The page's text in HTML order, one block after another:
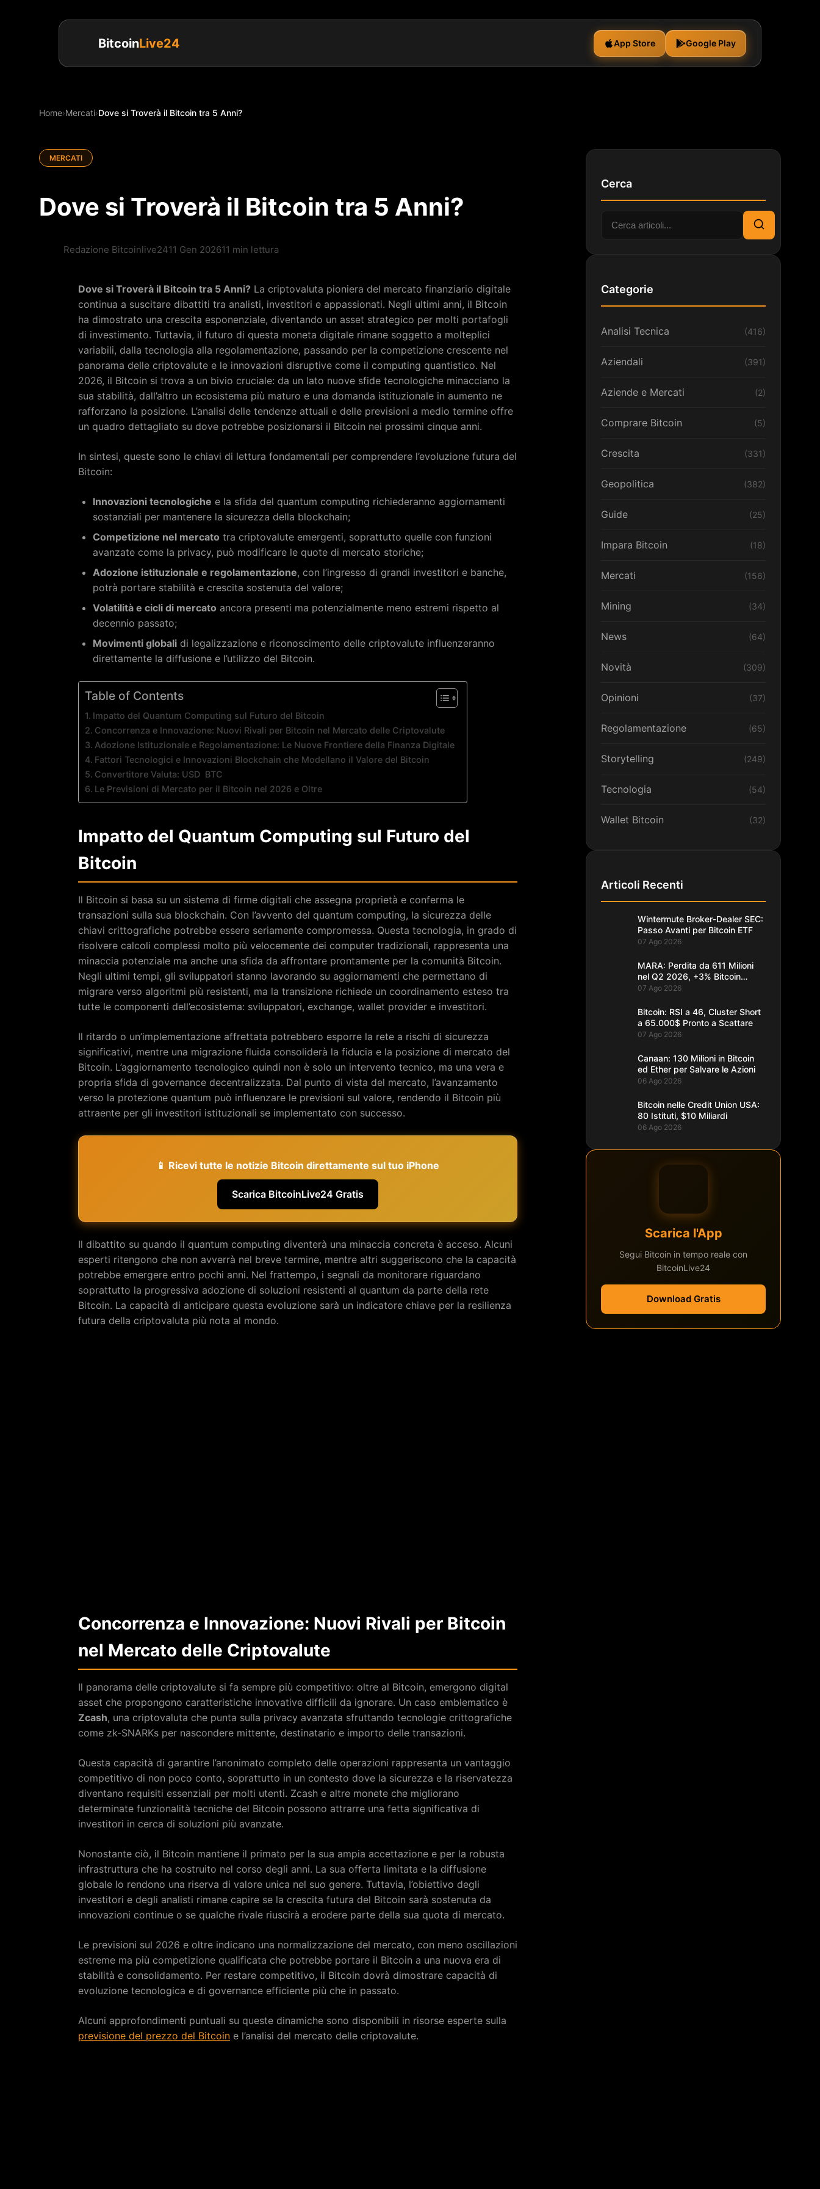
BitcoinLive24 App Store Google Play
Home›Mercati›Dove si Troverà il Bitcoin tra 5 Anni?
MERCATI
Dove si Troverà il Bitcoin tra 5 Anni?
Redazione Bitcoinlive2411 Gen 202611 min lettura
Dove si Troverà il Bitcoin tra 5 Anni? La criptovaluta pioniera del mercato finanziario digitale
continua a suscitare dibattiti tra analisti, investitori e appassionati. Negli ultimi anni, il Bitcoin
ha dimostrato una crescita esponenziale, diventando un asset strategico per molti portafogli
di investimento. Tuttavia, il futuro di questa moneta digitale rimane soggetto a molteplici
variabili, dalla tecnologia alla regolamentazione, passando per la competizione crescente nel
panorama delle criptovalute e le innovazioni disruptive come il computing quantistico. Nel
2026, il Bitcoin si trova a un bivio cruciale: da un lato nuove sfide tecnologiche minacciano la
sua stabilità, dall’altro un ecosistema più maturo e una domanda istituzionale in aumento ne
rafforzano la posizione. L’analisi delle tendenze attuali e delle previsioni a medio termine offre
un quadro dettagliato su dove potrebbe posizionarsi il Bitcoin nei prossimi cinque anni.
In sintesi, queste sono le chiavi di lettura fondamentali per comprendere l’evoluzione futura del
Bitcoin:
Innovazioni tecnologiche e la sfida del quantum computing richiederanno aggiornamenti
sostanziali per mantenere la sicurezza della blockchain;
Competizione nel mercato tra criptovalute emergenti, soprattutto quelle con funzioni
avanzate come la privacy, può modificare le quote di mercato storiche;
Adozione istituzionale e regolamentazione, con l’ingresso di grandi investitori e banche,
potrà portare stabilità e crescita sostenuta del valore;
Volatilità e cicli di mercato ancora presenti ma potenzialmente meno estremi rispetto al
decennio passato;
Movimenti globali di legalizzazione e riconoscimento delle criptovalute influenzeranno
direttamente la diffusione e l’utilizzo del Bitcoin.
Table of Contents
Impatto del Quantum Computing sul Futuro del Bitcoin
Concorrenza e Innovazione: Nuovi Rivali per Bitcoin nel Mercato delle Criptovalute
Adozione Istituzionale e Regolamentazione: Le Nuove Frontiere della Finanza Digitale
Fattori Tecnologici e Innovazioni Blockchain che Modellano il Valore del Bitcoin
Convertitore Valuta: USD ︎ BTC
Le Previsioni di Mercato per il Bitcoin nel 2026 e Oltre
Impatto del Quantum Computing sul Futuro del
Bitcoin
Il Bitcoin si basa su un sistema di firme digitali che assegna proprietà e conferma le
transazioni sulla sua blockchain. Con l’avvento del quantum computing, la sicurezza delle
chiavi crittografiche potrebbe essere seriamente compromessa. Questa tecnologia, in grado di
risolvere calcoli complessi molto più velocemente dei computer tradizionali, rappresenta una
minaccia potenziale ma anche una sfida da affrontare prontamente per la comunità Bitcoin.
Negli ultimi tempi, gli sviluppatori stanno lavorando su aggiornamenti che permettano di
migrare verso algoritmi più resistenti, ma la transizione richiede un coordinamento esteso tra
tutte le componenti dell’ecosistema: sviluppatori, exchange, wallet provider e investitori.
Il ritardo o un’implementazione affrettata potrebbero esporre la rete a rischi di sicurezza
significativi, mentre una migrazione fluida consoliderà la fiducia e la posizione di mercato del
Bitcoin. L’aggiornamento tecnologico quindi non è solo un intervento tecnico, ma una vera e
propria sfida di governance decentralizzata. Dal punto di vista del mercato, l’avanzamento
verso la protezione quantum può influenzare le previsioni sul valore, rendendo il Bitcoin più
attraente per gli investitori istituzionali se implementato con successo.
📱 Ricevi tutte le notizie Bitcoin direttamente sul tuo iPhone
Scarica BitcoinLive24 Gratis
Il dibattito su quando il quantum computing diventerà una minaccia concreta è acceso. Alcuni
esperti ritengono che non avverrà nel breve termine, mentre altri suggeriscono che la capacità
potrebbe emergere entro pochi anni. Nel frattempo, i segnali da monitorare riguardano
soprattutto la progressiva adozione di soluzioni resistenti al quantum da parte della rete
Bitcoin. La capacità di anticipare questa evoluzione sarà un indicatore chiave per la resilienza
futura della criptovaluta più nota al mondo.
Concorrenza e Innovazione: Nuovi Rivali per Bitcoin
nel Mercato delle Criptovalute
Il panorama delle criptovalute si fa sempre più competitivo: oltre al Bitcoin, emergono digital
asset che propongono caratteristiche innovative difficili da ignorare. Un caso emblematico è
Zcash, una criptovaluta che punta sulla privacy avanzata sfruttando tecnologie crittografiche
come zk-SNARKs per nascondere mittente, destinatario e importo delle transazioni.
Questa capacità di garantire l’anonimato completo delle operazioni rappresenta un vantaggio
competitivo di non poco conto, soprattutto in un contesto dove la sicurezza e la riservatezza
diventano requisiti essenziali per molti utenti. Zcash e altre monete che migliorano
determinate funzionalità tecniche del Bitcoin possono attrarre una fetta significativa di
investitori in cerca di soluzioni più avanzate.
Nonostante ciò, il Bitcoin mantiene il primato per la sua ampia accettazione e per la robusta
infrastruttura che ha costruito nel corso degli anni. La sua offerta limitata e la diffusione
globale lo rendono una riserva di valore unica nel suo genere. Tuttavia, l’obiettivo degli
investitori e degli analisti rimane capire se la crescita futura del Bitcoin sarà sostenuta da
innovazioni continue o se qualche rivale riuscirà a erodere parte della sua quota di mercato.
Le previsioni sul 2026 e oltre indicano una normalizzazione del mercato, con meno oscillazioni
estreme ma più competizione qualificata che potrebbe portare il Bitcoin a una nuova era di
stabilità e consolidamento. Per restare competitivo, il Bitcoin dovrà dimostrare capacità di
evoluzione tecnologica e di governance efficiente più che in passato.
Alcuni approfondimenti puntuali su queste dinamiche sono disponibili in risorse esperte sulla
previsione del prezzo del Bitcoin e l’analisi del mercato delle criptovalute.
Cerca
Cerca:
Cerca
Categorie
Analisi Tecnica (416)
Aziendali (391)
Aziende e Mercati (2)
Comprare Bitcoin (5)
Crescita (331)
Geopolitica (382)
Guide (25)
Impara Bitcoin (18)
Mercati (156)
Mining (34)
News (64)
Novità (309)
Opinioni (37)
Regolamentazione (65)
Storytelling (249)
Tecnologia (54)
Wallet Bitcoin (32)
Articoli Recenti
Wintermute Broker-Dealer SEC:
Passo Avanti per Bitcoin ETF
07 Ago 2026
MARA: Perdita da 611 Milioni
nel Q2 2026, +3% Bitcoin
Minati
07 Ago 2026
Bitcoin: RSI a 46, Cluster Short
a 65.000$ Pronto a Scattare
07 Ago 2026
Canaan: 130 Milioni in Bitcoin
ed Ether per Salvare le Azioni
06 Ago 2026
Bitcoin nelle Credit Union USA:
80 Istituti, $10 Miliardi
06 Ago 2026
Scarica l'App
Segui Bitcoin in tempo reale con
BitcoinLive24
Download Gratis